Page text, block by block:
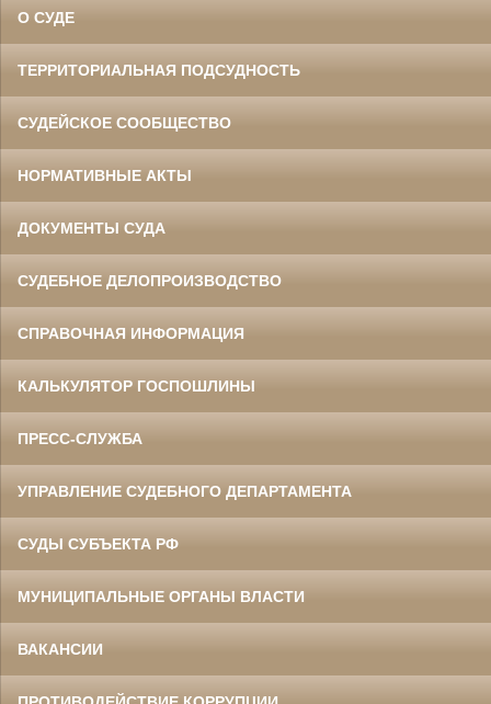
О СУДЕ
ТЕРРИТОРИАЛЬНАЯ ПОДСУДНОСТЬ
СУДЕЙСКОЕ СООБЩЕСТВО
НОРМАТИВНЫЕ АКТЫ
ДОКУМЕНТЫ СУДА
СУДЕБНОЕ ДЕЛОПРОИЗВОДСТВО
СПРАВОЧНАЯ ИНФОРМАЦИЯ
КАЛЬКУЛЯТОР ГОСПОШЛИНЫ
ПРЕСС-СЛУЖБА
УПРАВЛЕНИЕ СУДЕБНОГО ДЕПАРТАМЕНТА
СУДЫ СУБЪЕКТА РФ
МУНИЦИПАЛЬНЫЕ ОРГАНЫ ВЛАСТИ
ВАКАНСИИ